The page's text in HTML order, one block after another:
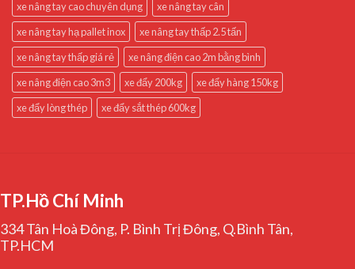
xe nâng tay cao chuyên dụng
xe nâng tay cân
xe nâng tay hạ pallet inox
xe nâng tay thấp 2.5 tấn
xe nâng tay thấp giá rẻ
xe nâng điện cao 2m bằng bình
xe nâng điện cao 3m3
xe đẩy 200kg
xe đẩy hàng 150kg
xe đẩy lòng thép
xe đẩy sắt thép 600kg
TP.Hồ Chí Minh
334 Tân Hoà Đông, P. Bình Trị Đông, Q.Bình Tân,
TP.HCM